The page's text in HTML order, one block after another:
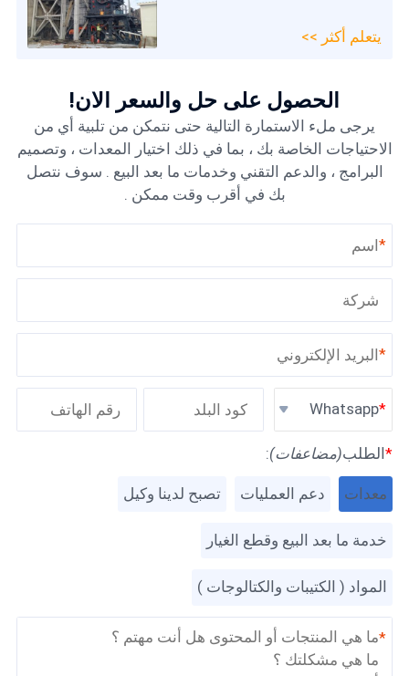
يتعلم أكثر >>
الحصول على حل والسعر الآن!
يرجى ملء الاستمارة التالية حتى نتمكن من تلبية أي من
الاحتياجات الخاصة بك ، بما في ذلك اختيار المعدات ، وتصميم
البرامج ، والدعم التقني وخدمات ما بعد البيع . سوف نتصل
بك في أقرب وقت ممكن .
*
*
Whatsapp
*الطلب(مضاعفات):
معدات دعم العمليات تصبح لدينا وكيل
خدمة ما بعد البيع وقطع الغيار
المواد ( الكتيبات والكتالوجات )
*